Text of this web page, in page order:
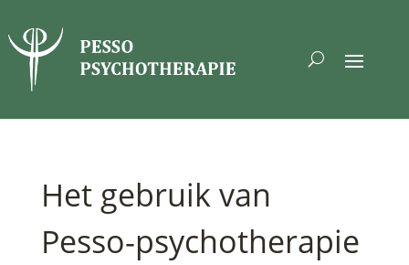
Het gebruik van
Pesso-psychotherapie